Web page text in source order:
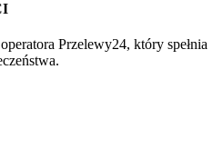
Przelewy24, który spełnia